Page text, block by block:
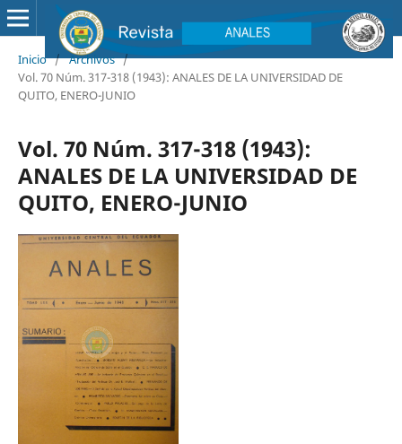
Inicio / Archivos /
Vol. 70 Núm. 317-318 (1943): ANALES DE LA UNIVERSIDAD DE
QUITO, ENERO-JUNIO
Vol. 70 Núm. 317-318 (1943):
ANALES DE LA UNIVERSIDAD DE
QUITO, ENERO-JUNIO